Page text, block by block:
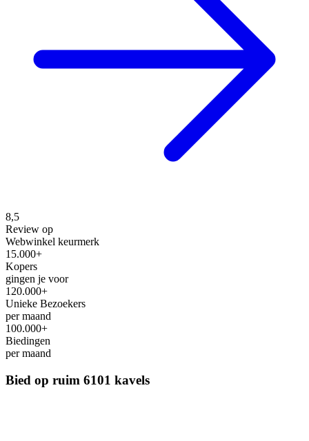
8,5
Review op
Webwinkel keurmerk
15.000+
Kopers
gingen je voor
120.000+
Unieke Bezoekers
per maand
100.000+
Biedingen
per maand
Bied op ruim 6101 kavels